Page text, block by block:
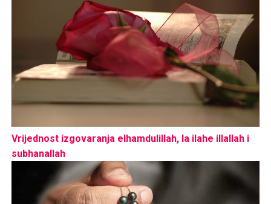
Vrijednost izgovaranja elhamdulillah, la ilahe illallah i
subhanallah